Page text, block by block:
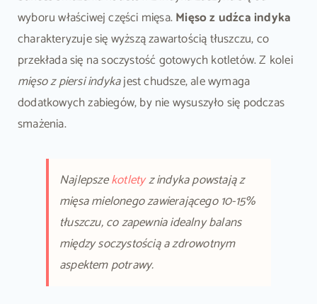
wyboru właściwej części mięsa.Mięso z udźca indyka
charakteryzuje się wyższą zawartością tłuszczu, co
przekłada się na soczystość gotowych kotletów. Z kolei
mięso z piersi indykajest chudsze, ale wymaga
dodatkowych zabiegów, by nie wysuszyło się podczas
smażenia.
Najlepszekotletyz indyka powstają z
mięsa mielonego zawierającego 10-15%
tłuszczu, co zapewnia idealny balans
między soczystością a zdrowotnym
aspektem potrawy.